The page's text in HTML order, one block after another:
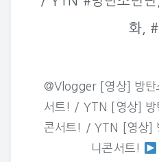
화,
@Vlogger [영상] 방탄
서트! / YTN [영상] 방
콘서트! / YTN [영상]
니콘서트!